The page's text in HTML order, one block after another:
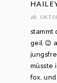
28.
stammt
geil 😉
müsste
fox,